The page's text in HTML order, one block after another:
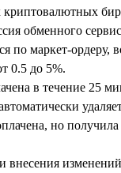
криптовалютных
обменного
по маркет-ордеру,
0.5 до 5%.
в течение 25
но получила
внесения